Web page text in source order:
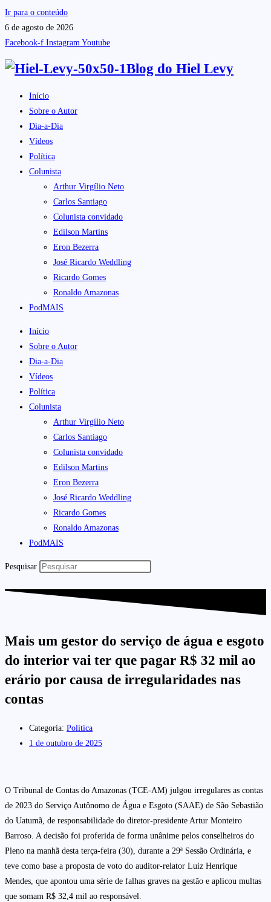
Ir para o conteúdo
6 de agosto de 2026
Facebook-f Instagram Youtube
Blog do Hiel Levy
Início
Sobre o Autor
Dia-a-Dia
Vídeos
Política
Colunista
Arthur Virgílio Neto
Carlos Santiago
Colunista convidado
Edilson Martins
Eron Bezerra
José Ricardo Weddling
Ricardo Gomes
Ronaldo Amazonas
PodMAIS
Início
Sobre o Autor
Dia-a-Dia
Vídeos
Política
Colunista
Arthur Virgílio Neto
Carlos Santiago
Colunista convidado
Edilson Martins
Eron Bezerra
José Ricardo Weddling
Ricardo Gomes
Ronaldo Amazonas
PodMAIS
Pesquisar
Mais um gestor do serviço de água e esgoto
do interior vai ter que pagar R$ 32 mil ao
erário por causa de irregularidades nas
contas
Categoria: Política
1 de outubro de 2025
O Tribunal de Contas do Amazonas (TCE-AM) julgou irregulares as contas
de 2023 do Serviço Autônomo de Água e Esgoto (SAAE) de São Sebastião
do Uatumã, de responsabilidade do diretor-presidente Artur Monteiro
Barroso. A decisão foi proferida de forma unânime pelos conselheiros do
Pleno na manhã desta terça-feira (30), durante a 29ª Sessão Ordinária, e
teve como base a proposta de voto do auditor-relator Luiz Henrique
Mendes, que apontou uma série de falhas graves na gestão e aplicou multas
que somam R$ 32,4 mil ao responsável.